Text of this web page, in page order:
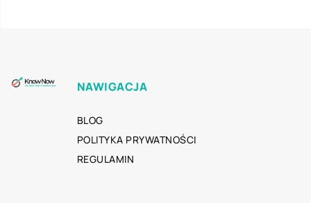
NAWIGACJA
BLOG
POLITYKA PRYWATNOŚCI
REGULAMIN